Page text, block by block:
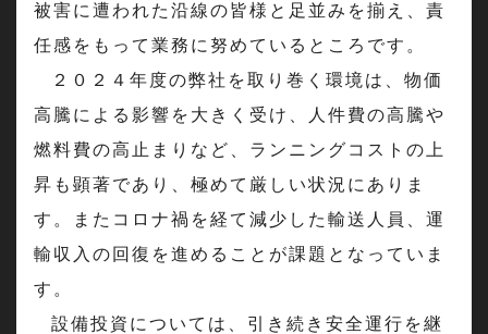
被害に遭われた沿線の皆様と足並みを揃え、責
任感をもって業務に努めているところです。
２０２４年度の弊社を取り巻く環境は、物価
高騰による影響を大きく受け、人件費の高騰や
燃料費の高止まりなど、ランニングコストの上
昇も顕著であり、極めて厳しい状況にありま
す。またコロナ禍を経て減少した輸送人員、運
輸収入の回復を進めることが課題となっていま
す。
設備投資については、引き続き安全運行を継